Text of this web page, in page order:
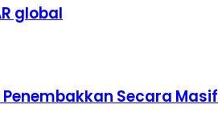
global
Secara Masif